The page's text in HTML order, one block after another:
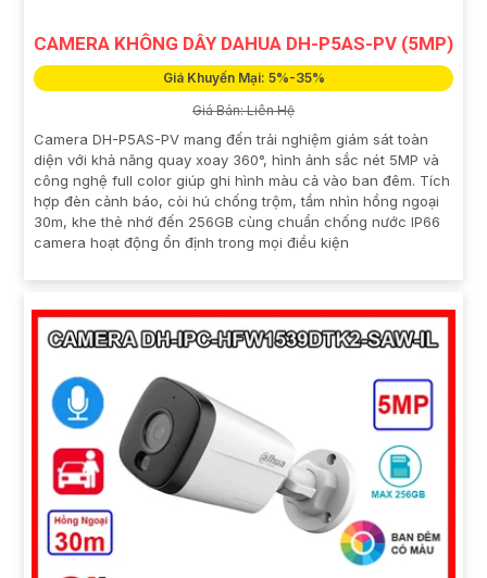
CAMERA KHÔNG DÂY DAHUA DH-P5AS-PV (5MP)
Giá Khuyến Mại: 5%-35%
Giá Bán: Liên Hệ
Camera DH-P5AS-PV mang đến trải nghiệm giám sát toàn
diện với khả năng quay xoay 360°, hình ảnh sắc nét 5MP và
công nghệ full color giúp ghi hình màu cả vào ban đêm. Tích
hợp đèn cảnh báo, còi hú chống trộm, tầm nhìn hồng ngoại
30m, khe thẻ nhớ đến 256GB cùng chuẩn chống nước IP66
camera hoạt động ổn định trong mọi điều kiện